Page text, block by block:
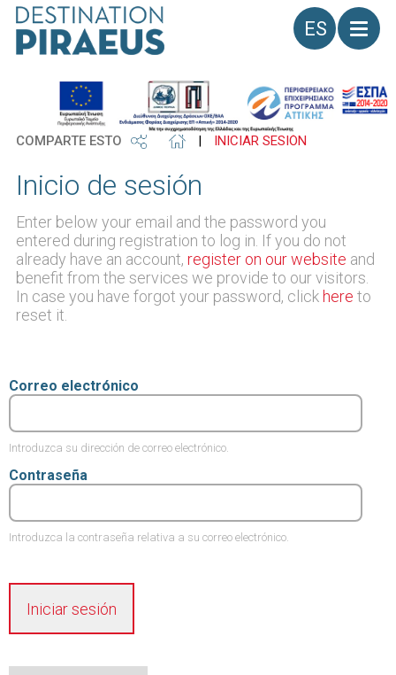
Idioma
COMPARTE ESTO | INICIAR SESIÓN
Inicio de sesión
Enter below your email and the password you
entered during registration to log in. If you do not
already have an account, register on our website and
benefit from the services we provide to our visitors.
In case you have forgot your password, click here to
reset it.
Correo electrónico
Introduzca su dirección de correo electrónico.
Contraseña
Introduzca la contraseña relativa a su correo electrónico.